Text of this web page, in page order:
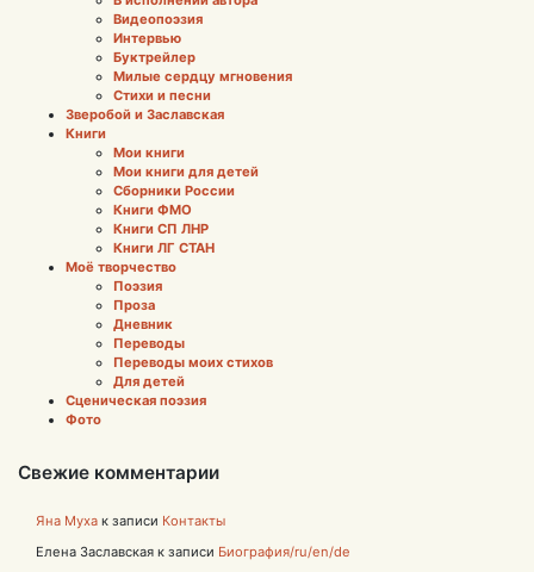
Видеопоэзия
Интервью
Буктрейлер
Милые сердцу мгновения
Стихи и песни
Зверобой и Заславская
Книги
Мои книги
Мои книги для детей
Сборники России
Книги ФМО
Книги СП ЛНР
Книги ЛГ СТАН
Моё творчество
Поэзия
Проза
Дневник
Переводы
Переводы моих стихов
Для детей
Сценическая поэзия
Фото
Свежие комментарии
Яна Муха к записи Контакты
Елена Заславская к записи Биография/ru/en/de